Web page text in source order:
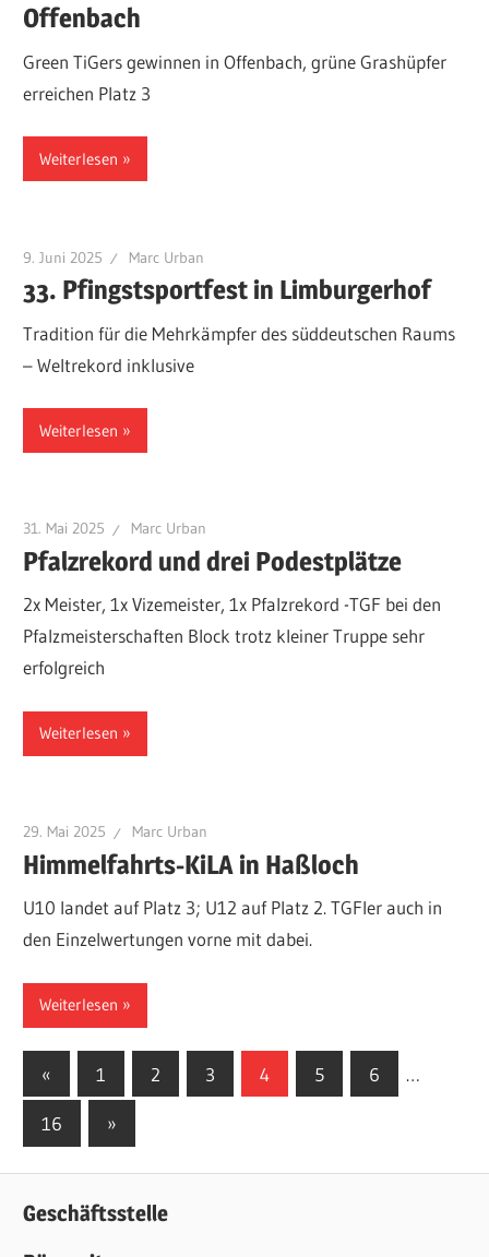
Offenbach
Green TiGers gewinnen in Offenbach, grüne Grashüpfer
erreichen Platz 3
Weiterlesen
9. Juni 2025 Marc Urban
33. Pfingstsportfest in Limburgerhof
Tradition für die Mehrkämpfer des süddeutschen Raums
– Weltrekord inklusive
Weiterlesen
31. Mai 2025 Marc Urban
Pfalzrekord und drei Podestplätze
2x Meister, 1x Vizemeister, 1x Pfalzrekord -TGF bei den
Pfalzmeisterschaften Block trotz kleiner Truppe sehr
erfolgreich
Weiterlesen
29. Mai 2025 Marc Urban
Himmelfahrts-KiLA in Haßloch
U10 landet auf Platz 3; U12 auf Platz 2. TGFler auch in
den Einzelwertungen vorne mit dabei.
Weiterlesen
Seitennummerierung
der
Beiträge
« Vorherige
Beiträge
1 2 3 4 5 6 …
16
Nächste
Beiträge
»
Geschäftsstelle